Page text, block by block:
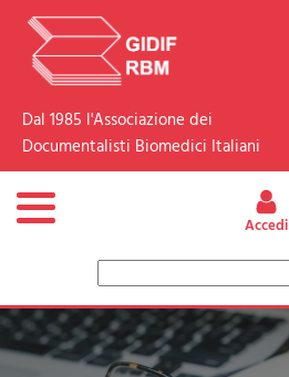
Dal 1985 l'Associazione dei
Documentalisti Biomedici Italiani
Accedi
per: